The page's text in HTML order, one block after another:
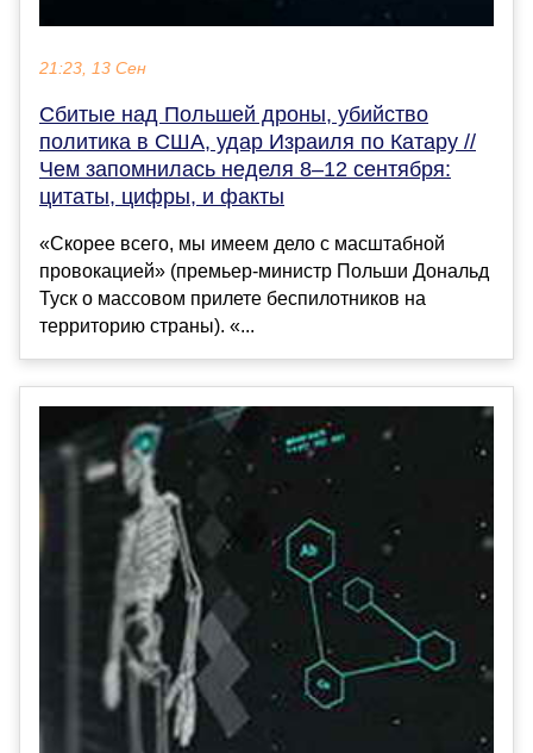
21:23, 13 Сен
Сбитые над Польшей дроны, убийство
политика в США, удар Израиля по Катару //
Чем запомнилась неделя 8–12 сентября:
цитаты, цифры, и факты
«Скорее всего, мы имеем дело с масштабной
провокацией» (премьер-министр Польши Дональд
Туск о массовом прилете беспилотников на
территорию страны). «...